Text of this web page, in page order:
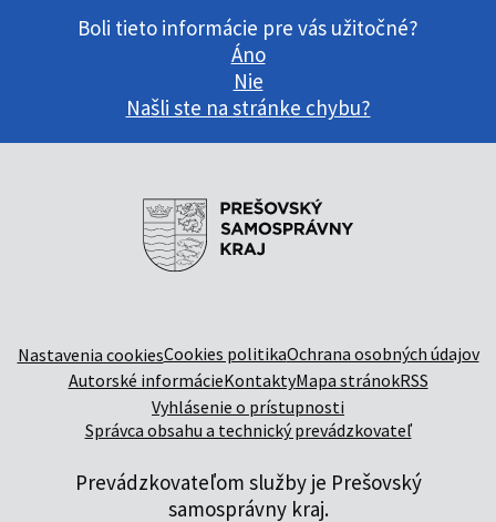
Boli tieto informácie pre vás užitočné?
Áno
Nie
Našli ste na stránke chybu?
Nastavenia cookiesCookies politikaOchrana osobných údajov
Autorské informácieKontaktyMapa stránokRSS
Vyhlásenie o prístupnosti
Správca obsahu a technický prevádzkovateľ
Prevádzkovateľom služby je Prešovský
samosprávny kraj.